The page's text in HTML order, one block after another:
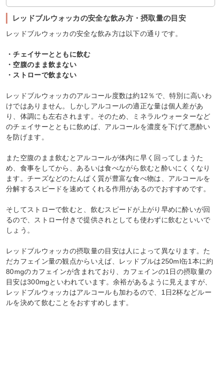
レッドブルウォッカの安全な飲み方・摂取量の目安
レッドブルウォッカの安全な飲み方は以下の通りです。
・チェイサーとともに飲む
・空腹のまま飲まない
・ストローで飲まない
レッドブルウォッカのアルコール度数は約12％で、特別に高いわ
けではありません。しかしアルコールの適正な量は個人差があ
り、体調にも左右されます。そのため、ミネラルウォーターなど
のチェイサーとともに飲めば、アルコールを濃度を下げて悪酔い
を防げます。
また空腹のまま飲むとアルコールが体内に早く回ってしまうた
め、食事をしてから、あるいは食べながら飲むと酔いにくくなり
ます。チーズなどのたんぱく質が豊富な食べ物は、アルコールを
分解するスピードを速めてくれる作用があるのでおすすめです。
そしてストローで飲むと、飲むスピードが上がり早めに酔いが回
るので、ストロー付きで提供されとしても使わずに飲むといいで
しょう。
レッドブルウォッカの摂取量の目安は人によって異なります。た
だカフェイン量の観点からいえば、レッドブルは250ml缶1本に約
80mgのカフェインが含まれており、カフェインの1日の摂取量の
目安は300mgといわれています。余裕があるように見えますが、
レッドブルウォッカはアルコールも加わるので、1日2杯などルー
ルを決めて飲むことをおすすめします。